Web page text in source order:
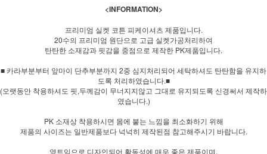
<INFORMATION>
프리미엄 실켓 코튼 피케이셔츠 제품입니다.
20수의 프리미엄 원단으로 고급 실켓가공처리하여
탄탄한 소재감과 핏감을 중점으로 제작한 PK제품입니다.
■ 카라부분부터 앞마이 단추부분까지 2중 심지처리되어 세탁하셔도 탄탄함을 유지하
도록 처리하였습니다.■
(오랫동안 착용하셔도 핏,두께감이 무너지지않고 그대로 유지되도록 신경써서 제작하
였습니다.)
PK 소재상 착용하시면 몸에 붙는 느낌을 최소화하기 위해
제품의 사이즈는 일반제품보다 넉넉히 제작된점 참고해주시기 바랍니다.
옆트임으로 디자인되어 활동성에 매우 좋은 제품이며,